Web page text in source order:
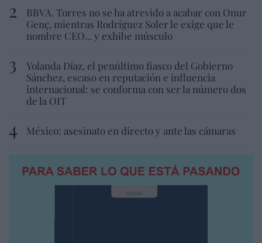
BBVA. Torres no se ha atrevido a acabar con Onur
Genç, mientras Rodríguez Soler le exige que le
nombre CEO... y exhibe músculo
Yolanda Díaz, el penúltimo fiasco del Gobierno
Sánchez, escaso en reputación e influencia
internacional: se conforma con ser la número dos
de la OIT
México: asesinato en directo y ante las cámaras